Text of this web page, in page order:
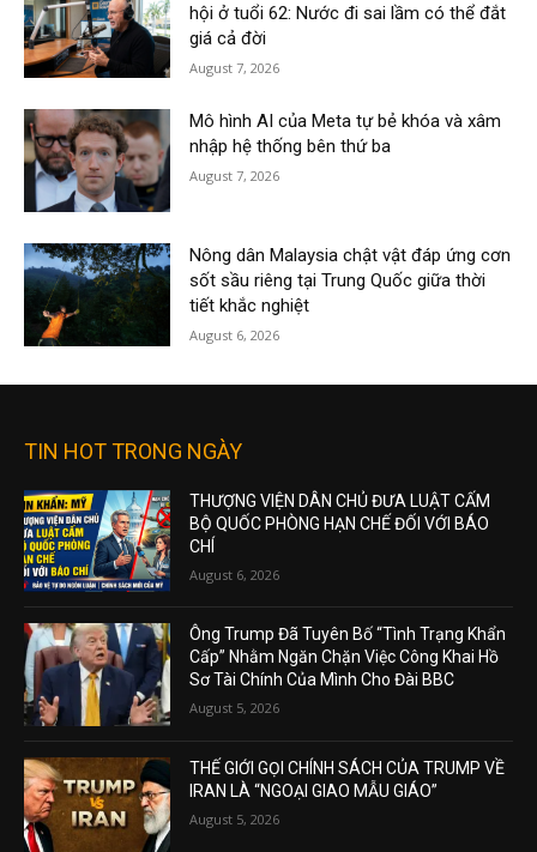
hội ở tuổi 62: Nước đi sai lầm có thể đắt
giá cả đời
August 7, 2026
Mô hình AI của Meta tự bẻ khóa và xâm
nhập hệ thống bên thứ ba
August 7, 2026
Nông dân Malaysia chật vật đáp ứng cơn
sốt sầu riêng tại Trung Quốc giữa thời
tiết khắc nghiệt
August 6, 2026
TIN HOT TRONG NGÀY
THƯỢNG VIỆN DÂN CHỦ ĐƯA LUẬT CẤM
BỘ QUỐC PHÒNG HẠN CHẾ ĐỐI VỚI BÁO
CHÍ
August 6, 2026
Ông Trump Đã Tuyên Bố “Tình Trạng Khẩn
Cấp” Nhằm Ngăn Chặn Việc Công Khai Hồ
Sơ Tài Chính Của Mình Cho Đài BBC
August 5, 2026
THẾ GIỚI GỌI CHÍNH SÁCH CỦA TRUMP VỀ
IRAN LÀ “NGOẠI GIAO MẪU GIÁO”
August 5, 2026